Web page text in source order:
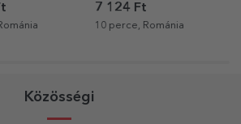
termosz fogantyúval és
szívószállal – Az utazás
10 perce, Románia 10 perce,
Közösségi